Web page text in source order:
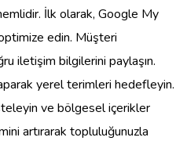
İlk olarak, Google My
edin. Müşteri
iletişim bilgilerini paylaşın.
yerel terimleri hedefleyin.
ve bölgesel içerikler
artırarak topluluğunuzla